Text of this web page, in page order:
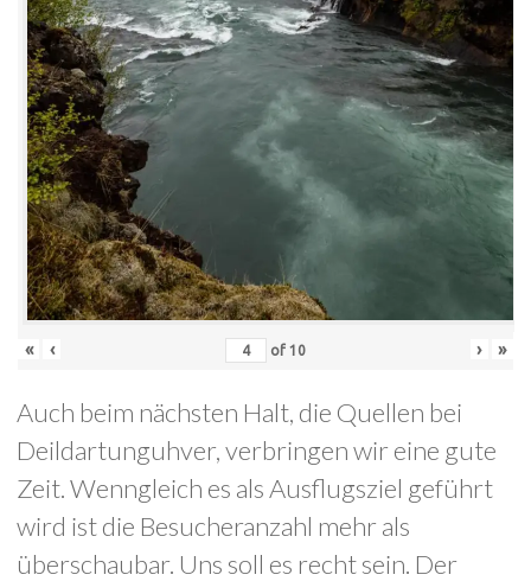
« ‹ of 10 › »
Auch beim nächsten Halt, die Quellen bei
Deildartunguhver, verbringen wir eine gute
Zeit. Wenngleich es als Ausflugsziel geführt
wird ist die Besucheranzahl mehr als
überschaubar. Uns soll es recht sein. Der